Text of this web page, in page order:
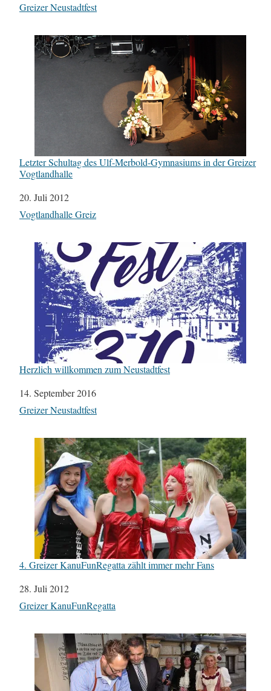
In Bezug auf
Greizer Neustadtfest
Letzter Schultag des Ulf-Merbold-Gymnasiums in der Greizer
Vogtlandhalle
Datum
20. Juli 2012
In Bezug auf
Vogtlandhalle Greiz
Herzlich willkommen zum Neustadtfest
Datum
14. September 2016
In Bezug auf
Greizer Neustadtfest
4. Greizer KanuFunRegatta zählt immer mehr Fans
Datum
28. Juli 2012
In Bezug auf
Greizer KanuFunRegatta